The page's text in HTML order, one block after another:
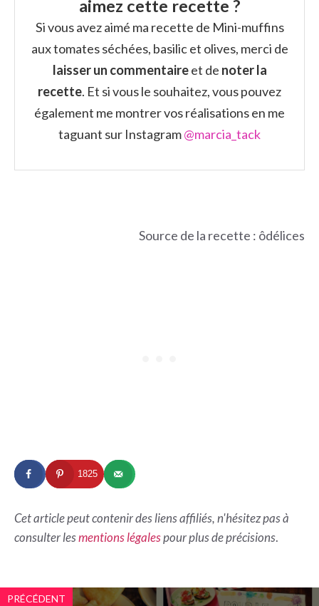
aimez cette recette ?
Si vous avez aimé ma recette de Mini-muffins
aux tomates séchées, basilic et olives, merci de
laisser un commentaireet de noter la
recette. Et si vous le souhaitez, vous pouvez
également me montrer vos réalisations en me
taguant sur Instagram@marcia_tack
Source de la recette : ôdélices
1825
Cet article peut contenir des liens affiliés, n'hésitez pas à
consulter lesmentions légalespour plus de précisions.
PRÉCÉDENT